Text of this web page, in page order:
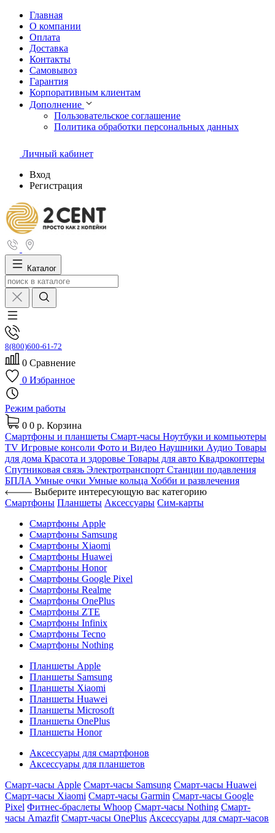
Главная
О компании
Оплата
Доставка
Контакты
Самовывоз
Гарантия
Корпоративным клиентам
Дополнение
Пользовательское соглашение
Политика обработки персональных данных
Личный кабинет
Вход
Регистрация
Каталог
8(800)600-61-72
0 Сравнение
0 Избранное
Режим работы
0 0 р. Корзина
Смартфоны и планшеты Смарт-часы Ноутбуки и компьютеры
TV Игровые консоли Фото и Видео Наушники Аудио Товары
для дома Красота и здоровье Товары для авто Квадрокоптеры
Спутниковая связь Электротранспорт Станции подавления
БПЛА Умные очки Умные кольца Хобби и развлечения
Выберите интересующую вас категорию
Смартфоны Планшеты Аксессуары Сим-карты
Смартфоны Apple
Смартфоны Samsung
Смартфоны Xiaomi
Смартфоны Huawei
Смартфоны Honor
Смартфоны Google Pixel
Смартфоны Realme
Смартфоны OnePlus
Смартфоны ZTE
Смартфоны Infinix
Смартфоны Tecno
Смартфоны Nothing
Планшеты Apple
Планшеты Samsung
Планшеты Xiaomi
Планшеты Huawei
Планшеты Microsoft
Планшеты OnePlus
Планшеты Honor
Аксессуары для смартфонов
Аксессуары для планшетов
Смарт-часы Apple Смарт-часы Samsung Смарт-часы Huawei
Смарт-часы Xiaomi Смарт-часы Garmin Смарт-часы Google
Pixel Фитнес-браслеты Whoop Смарт-часы Nothing Смарт-
часы Amazfit Смарт-часы OnePlus Аксессуары для смарт-часов